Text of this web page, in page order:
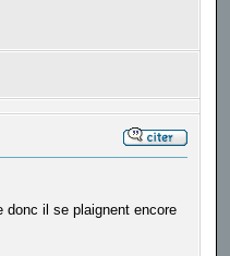
il se plaignent encore